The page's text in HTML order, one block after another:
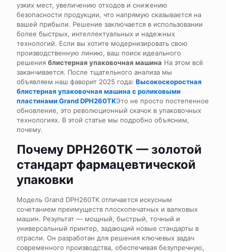
узких мест, увеличению отходов и снижению
безопасности продукции, что напрямую сказывается на
вашей прибыли. Решение заключается в использовании
более быстрых, интеллектуальных и надежных
технологий. Если вы хотите модернизировать свою
производственную линию, ваш поиск идеального
решения блистерная упаковочная машина На этом всё
заканчивается. После тщательного анализа мы
объявляем наш фаворит 2025 года: Высокоскоростная
блистерная упаковочная машина с роликовыми
пластинами Grand DPH260TKЭто не просто постепенное
обновление, это революционный скачок в упаковочных
технологиях. В этой статье мы подробно объясним,
почему.
Почему DPH260TK — золотой
стандарт фармацевтической
упаковки
Модель Grand DPH260TK отличается искусным
сочетанием преимуществ плоскопечатных и валковых
машин. Результат — мощный, быстрый, точный и
универсальный принтер, задающий новые стандарты в
отрасли. Он разработан для решения ключевых задач
современного производства, обеспечивая безупречную,